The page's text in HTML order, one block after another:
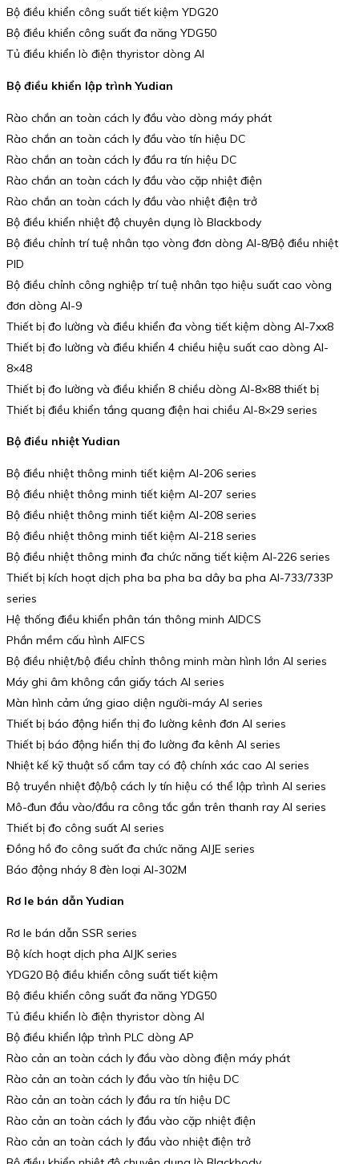
Bộ điều khiển công suất tiết kiệm YDG20
Bộ điều khiển công suất đa năng YDG50
Tủ điều khiển lò điện thyristor dòng AI
Bộ điều khiển lập trình Yudian
Rào chắn an toàn cách ly đầu vào dòng máy phát
Rào chắn an toàn cách ly đầu vào tín hiệu DC
Rào chắn an toàn cách ly đầu ra tín hiệu DC
Rào chắn an toàn cách ly đầu vào cặp nhiệt điện
Rào chắn an toàn cách ly đầu vào nhiệt điện trở
Bộ điều khiển nhiệt độ chuyên dụng lò Blackbody
Bộ điều chỉnh trí tuệ nhân tạo vòng đơn dòng AI-8/Bộ điều nhiệt
PID
Bộ điều chỉnh công nghiệp trí tuệ nhân tạo hiệu suất cao vòng
đơn dòng AI-9
Thiết bị đo lường và điều khiển đa vòng tiết kiệm dòng AI-7xx8
Thiết bị đo lường và điều khiển 4 chiều hiệu suất cao dòng AI-
8×48
Thiết bị đo lường và điều khiển 8 chiều dòng AI-8×88 thiết bị
Thiết bị điều khiển tầng quang điện hai chiều AI-8×29 series
Bộ điều nhiệt Yudian
Bộ điều nhiệt thông minh tiết kiệm AI-206 series
Bộ điều nhiệt thông minh tiết kiệm AI-207 series
Bộ điều nhiệt thông minh tiết kiệm AI-208 series
Bộ điều nhiệt thông minh tiết kiệm AI-218 series
Bộ điều nhiệt thông minh đa chức năng tiết kiệm AI-226 series
Thiết bị kích hoạt dịch pha ba pha ba dây ba pha AI-733/733P
series
Hệ thống điều khiển phân tán thông minh AIDCS
Phần mềm cấu hình AIFCS
Bộ điều nhiệt/bộ điều chỉnh thông minh màn hình lớn AI series
Máy ghi âm không cần giấy tách AI series
Màn hình cảm ứng giao diện người-máy AI series
Thiết bị báo động hiển thị đo lường kênh đơn AI series
Thiết bị báo động hiển thị đo lường đa kênh AI series
Nhiệt kế kỹ thuật số cầm tay có độ chính xác cao AI series
Bộ truyền nhiệt độ/bộ cách ly tín hiệu có thể lập trình AI series
Mô-đun đầu vào/đầu ra công tắc gắn trên thanh ray AI series
Thiết bị đo công suất AI series
Đồng hồ đo công suất đa chức năng AIJE series
Báo động nháy 8 đèn loại AI-302M
Rơ le bán dẫn Yudian
Rơ le bán dẫn SSR series
Bộ kích hoạt dịch pha AIJK series
YDG20 Bộ điều khiển công suất tiết kiệm
Bộ điều khiển công suất đa năng YDG50
Tủ điều khiển lò điện thyristor dòng AI
Bộ điều khiển lập trình PLC dòng AP
Rào cản an toàn cách ly đầu vào dòng điện máy phát
Rào cản an toàn cách ly đầu vào tín hiệu DC
Rào cản an toàn cách ly đầu ra tín hiệu DC
Rào cản an toàn cách ly đầu vào cặp nhiệt điện
Rào cản an toàn cách ly đầu vào nhiệt điện trở